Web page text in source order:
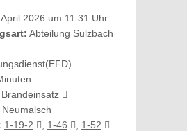
2026 um 11:31 Uhr
Abteilung Sulzbach
Brandeinsatz
Neumalsch
1-19-2 1-46
1-52